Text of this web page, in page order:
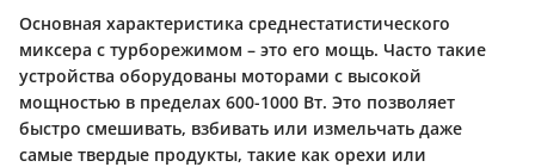
Основная характеристика среднестатистического
миксера с турборежимом – это его мощь. Часто такие
устройства оборудованы моторами с высокой
мощностью в пределах 600-1000 Вт. Это позволяет
быстро смешивать, взбивать или измельчать даже
самые твердые продукты, такие как орехи или